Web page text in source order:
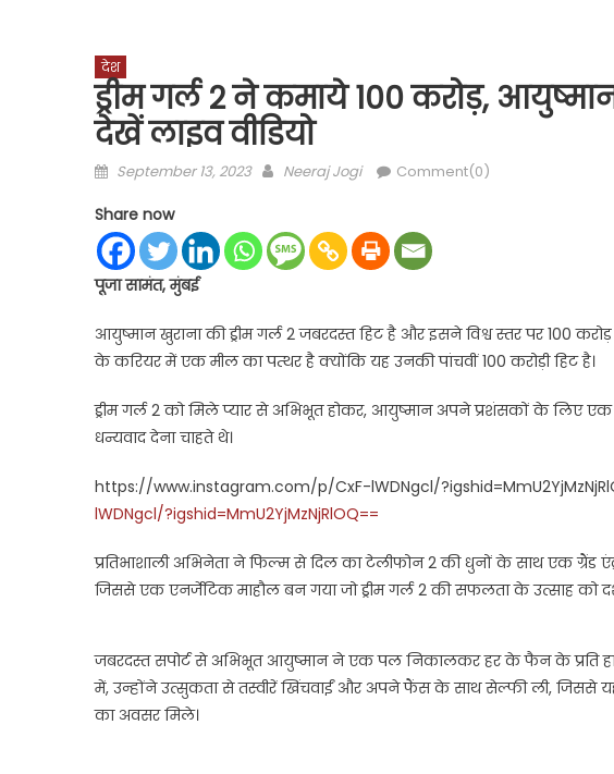
देश
ड्रीम गर्ल 2 ने कमाये 100 करोड़,
देखें लाइव वीडियो
Posted
September 13, 2023 Author
Neeraj Jogi Comment(0)
Share now
पूजा सामंत, मुंबई
आयुष्मान खुराना की ड्रीम गर्ल 2 जबरदस्त हिट है और इसने विश्व स्तर पर 100
के करियर में एक मील का पत्थर है क्योंकि यह उनकी पांचवीं 100 करोड़ी हिट है।
ड्रीम गर्ल 2 को मिले प्यार से अभिभूत होकर, आयुष्मान अपने प्रशंसकों के लिए
धन्यवाद देना चाहते थे।
https://www.instagram.com/p/CxF-lWDNgcl/
lWDNgcl/?igshid=MmU2YjMzNjRlOQ==
प्रतिभाशाली अभिनेता ने फिल्म से दिल का टेलीफोन 2 की धुनों के साथ एक
जिससे एक एनर्जेटिक माहौल बन गया जो ड्रीम गर्ल 2 की सफलता के उत्साह को
जबरदस्त सपोर्ट से अभिभूत आयुष्मान ने एक पल निकालकर हर के फैन के प्रति
में, उन्होंने उत्सुकता से तस्वीरें खिंचवाईं और अपने फैंस के साथ सेल्फी ली, जिससे
का अवसर मिले।